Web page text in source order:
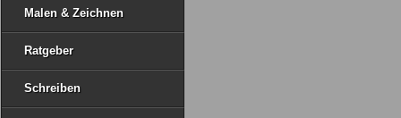
Malen & Zeichnen
Ratgeber
Schreiben